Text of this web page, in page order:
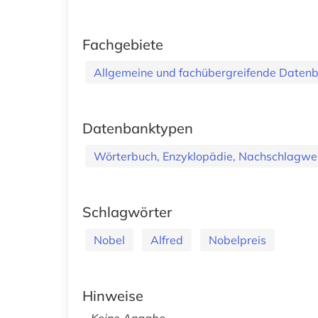
Fachgebiete
Allgemeine und fachübergreifende
Datenbanktypen
Wörterbuch, Enzyklopädie,
Schlagwörter
Nobel Alfred Nobelpreis
Hinweise